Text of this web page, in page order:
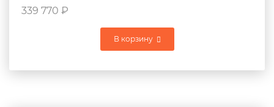
339 770 ₽
В корзину